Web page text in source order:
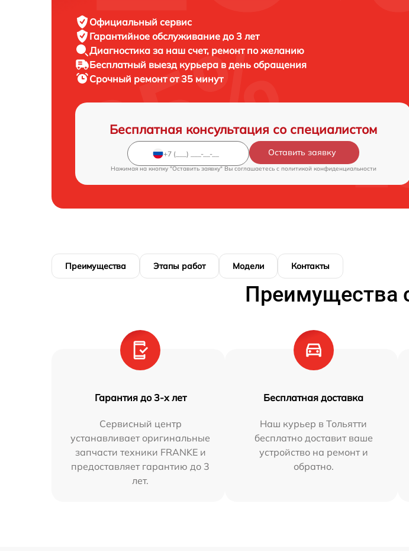
Официальный сервис
Гарантийное обслуживание до 3 лет
Диагностика за наш счет, ремонт по желанию
Бесплатный выезд курьера в день обращения
Срочный ремонтот 35 минут
Бесплатная консультация со специалистом
Оставить заявку
Нажимая на кнопку "Оставить заявку" Вы соглашаетесь c политикой конфиденциальности
Преимущества Этапы работ Модели Контакты
Преимущества
Гарантия до 3-х лет
Сервисный центр
устанавливает оригинальные
запчасти техники FRANKE и
предоставляет гарантию до 3
лет.
Бесплатная доставка
Наш курьер в Тольятти
бесплатно доставит ваше
устройство на ремонт и
обратно.